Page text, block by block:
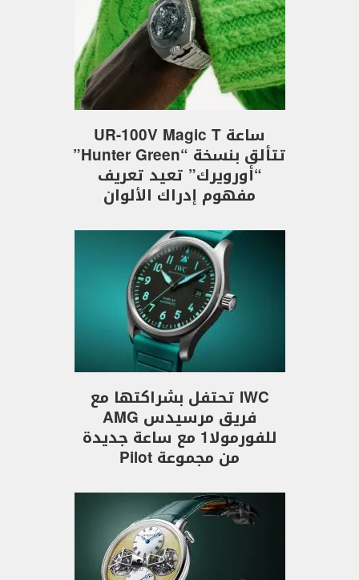
ساعة UR-100V Magic T
تتألق بنسخة “Hunter Green”
“أورويرك” تعيد تعريف
مفهوم إدراك الألوان
IWC تحتفل بشراكتها مع
فريق مرسيدس AMG
للفورمولا1 مع ساعة جديدة
من مجموعة Pilot